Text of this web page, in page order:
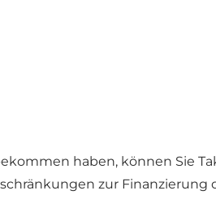
haben, können Sie
zur